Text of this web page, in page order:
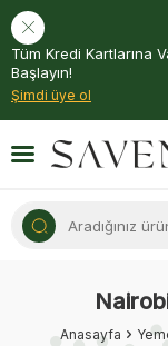
Tüm Kredi Kartlarına
Başlayın!
Şimdi üye ol
Anasayfa